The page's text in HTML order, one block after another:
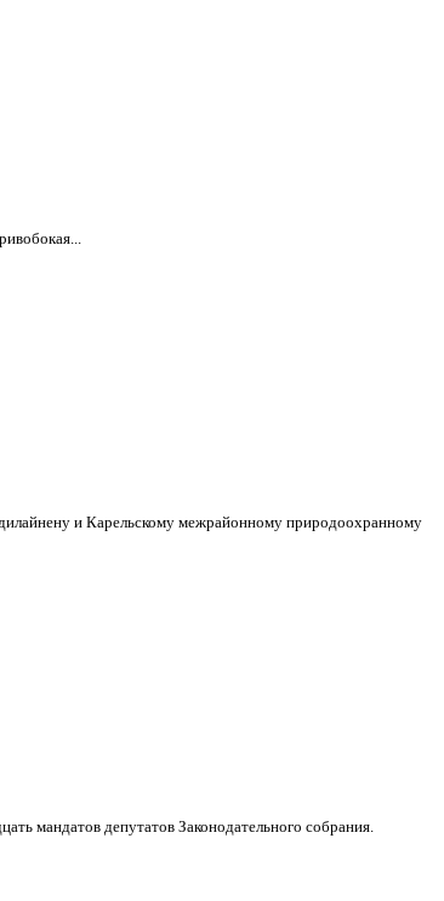
и Карельскому межрайонному природоохранному
мандатов депутатов Законодательного собрания.